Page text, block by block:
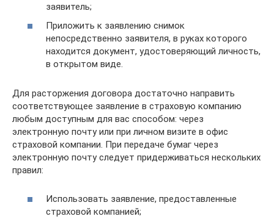
заявитель;
Приложить к заявлению снимок
непосредственно заявителя, в руках которого
находится документ, удостоверяющий личность,
в открытом виде.
Для расторжения договора достаточно направить
соответствующее заявление в страховую компанию
любым доступным для вас способом: через
электронную почту или при личном визите в офис
страховой компании. При передаче бумаг через
электронную почту следует придерживаться нескольких
правил:
Использовать заявление, предоставленные
страховой компанией;